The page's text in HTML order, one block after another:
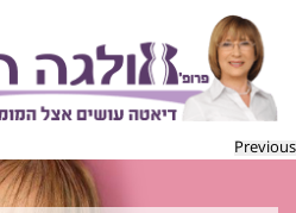
Previous